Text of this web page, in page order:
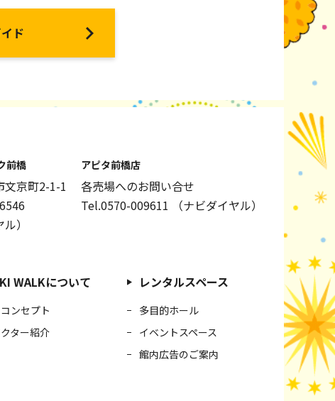
ド
前橋
文京町2-1-1
）
アピタ前橋店
各売場へのお問い合せ
Tel.0570-009611 （ナビダイヤル）
WALKについて
ンセプト
ター紹介
レンタルスペース
多目的ホール
イベントスペース
館内広告のご案内